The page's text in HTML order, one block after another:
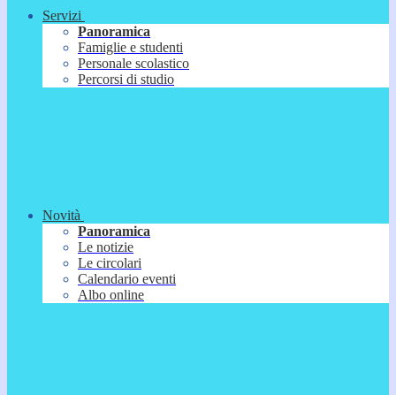
Servizi
Panoramica
Famiglie e studenti
Personale scolastico
Percorsi di studio
Novità
Panoramica
Le notizie
Le circolari
Calendario eventi
Albo online